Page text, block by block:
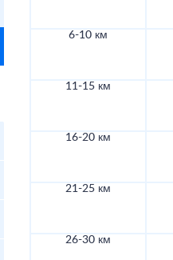
6-10 км
11-15 км
16-20 км
21-25 км
26-30 км